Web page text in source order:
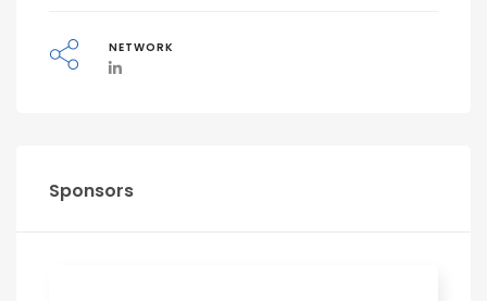
NETWORK
Sponsors